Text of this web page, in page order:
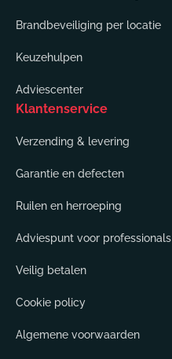
Brandbeveiliging per locatie
Keuzehulpen
Adviescenter
Klantenservice
Verzending & levering
Garantie en defecten
Ruilen en herroeping
Adviespunt voor professionals
Veilig betalen
Cookie policy
Algemene voorwaarden